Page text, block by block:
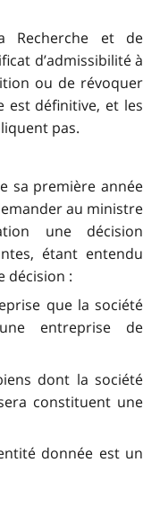
Recherche et de
d’admissibilité à
ou de révoquer
est définitive, et les
pas.
sa première année
au ministre
une décision
étant entendu
décision :
que la société
entreprise de
dont la société
constituent une
donnée est un